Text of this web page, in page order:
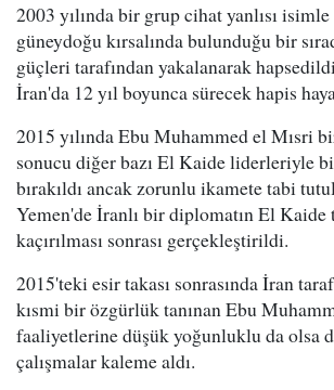
2003 yılında bir grup cihat yanlısı
güneydoğu kırsalında bulunduğu bir
güçleri tarafından yakalanarak
İran'da 12 yıl boyunca sürecek hapis
2015 yılında Ebu Muhammed el Mısri
sonucu diğer bazı El Kaide liderleriyle
bırakıldı ancak zorunlu ikamete tabi
Yemen'de İranlı bir diplomatın El Kaide
kaçırılması sonrası gerçekleştirildi.
2015'teki esir takası sonrasında İran
kısmi bir özgürlük tanınan Ebu
faaliyetlerine düşük yoğunluklu da olsa
çalışmalar kaleme aldı.